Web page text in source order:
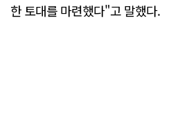
한 토대를 마련했다"고 말했다.